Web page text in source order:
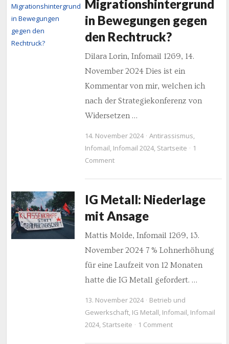
Migrationshintergrund
in Bewegungen gegen
den Rechtruck?
Dilara Lorin, Infomail 1269, 14.
November 2024 Dies ist ein
Kommentar von mir, welchen ich
nach der Strategiekonferenz von
Widersetzen …
14. November 2024 Antirassismus,
Infomail, Infomail 2024, Startseite
1
Comment
IG Metall: Niederlage
mit Ansage
Mattis Molde, Infomail 1269, 13.
November 2024 7 % Lohnerhöhung
für eine Laufzeit von 12 Monaten
hatte die IG Metall gefordert. …
13. November 2024
Betrieb und
Gewerkschaft, IG Metall, Infomail, Infomail
2024, Startseite 1 Comment